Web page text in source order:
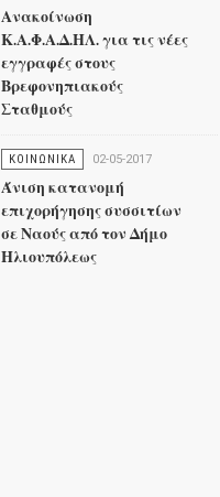
Ανακοίνωση
Κ.Α.Φ.Α.Δ.ΗΛ. για τις νέες
εγγραφές στους
Βρεφονηπιακούς
Σταθμούς
ΚΟΙΝΩΝΙΚΑ 02-05-2017
Άνιση κατανομή
επιχορήγησης συσσιτίων
σε Ναούς από τον Δήμο
Ηλιουπόλεως